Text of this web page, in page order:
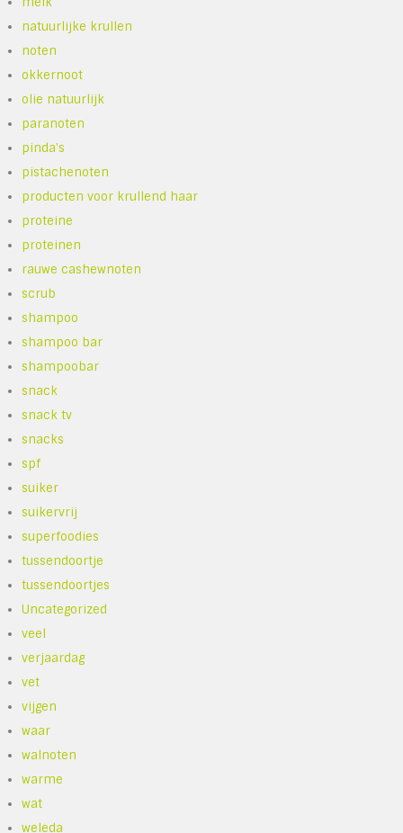
natuurlijke krullen
noten
okkernoot
olie natuurlijk
paranoten
pinda's
pistachenoten
producten voor krullend haar
proteine
proteinen
rauwe cashewnoten
scrub
shampoo
shampoo bar
shampoobar
snack
snack tv
snacks
spf
suiker
suikervrij
superfoodies
tussendoortje
tussendoortjes
Uncategorized
veel
verjaardag
vet
vijgen
waar
walnoten
warme
wat
weleda